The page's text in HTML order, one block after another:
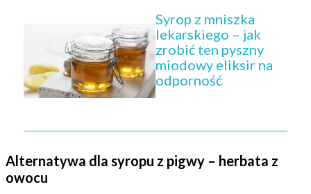
Syrop z mniszka
lekarskiego – jak
zrobić ten pyszny
miodowy eliksir na
odporność
Alternatywa dla syropu z pigwy – herbata z
owocu